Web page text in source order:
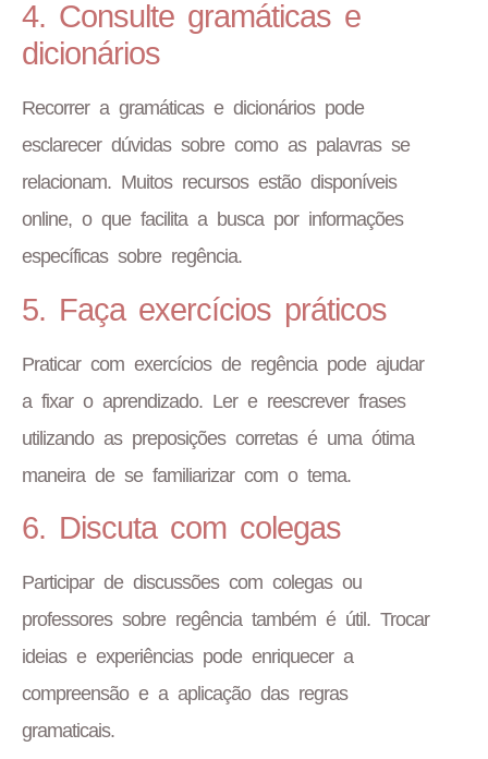
4. Consulte gramáticas e
dicionários
Recorrer a gramáticas e dicionários pode
esclarecer dúvidas sobre como as palavras se
relacionam. Muitos recursos estão disponíveis
online, o que facilita a busca por informações
específicas sobre regência.
5. Faça exercícios práticos
Praticar com exercícios de regência pode ajudar
a fixar o aprendizado. Ler e reescrever frases
utilizando as preposições corretas é uma ótima
maneira de se familiarizar com o tema.
6. Discuta com colegas
Participar de discussões com colegas ou
professores sobre regência também é útil. Trocar
ideias e experiências pode enriquecer a
compreensão e a aplicação das regras
gramaticais.